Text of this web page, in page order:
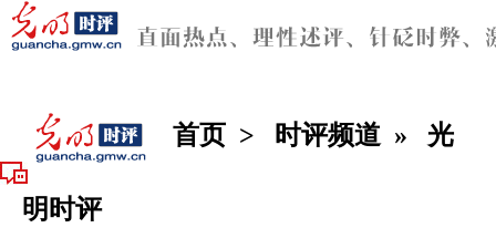
首页 > 时评频道 » 光
明时评